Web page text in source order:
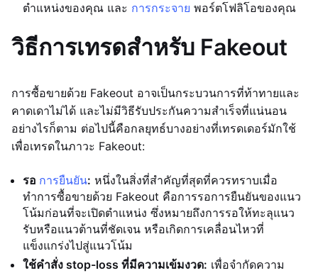
ตำแหน่งของคุณ และ การกระจาย พอร์ตโฟลิโอของคุณ
วิธีการเทรดสำหรับ Fakeout
การซื้อขายด้วย Fakeout อาจเป็นกระบวนการที่ท้าทายและ
คาดเดาไม่ได้ และไม่มีวิธีรับประกันความสำเร็จที่แน่นอน
อย่างไรก็ตาม ต่อไปนี้คือกลยุทธ์บางอย่างที่เทรดเดอร์มักใช้
เพื่อเทรดในภาวะ Fakeout:
รอ การยืนยัน: หนึ่งในสิ่งที่สำคัญที่สุดที่ควรทราบเมื่อ
ทำการซื้อขายด้วย Fakeout คือการรอการยืนยันของแนว
โน้มก่อนที่จะเปิดตำแหน่ง ซึ่งหมายถึงการรอให้ทะลุแนว
รับหรือแนวต้านที่ชัดเจน หรือเกิดการเคลื่อนไหวที่
แข็งแกร่งไปสู่แนวโน้ม
ใช้คำสั่ง stop-loss ที่มีความเข้มงวด: เพื่อจำกัดความ